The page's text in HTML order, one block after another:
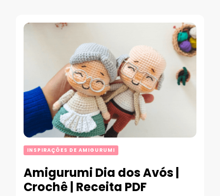
INSPIRAÇÕES DE AMIGURUMI
Amigurumi Dia dos Avós |
Crochê | Receita PDF